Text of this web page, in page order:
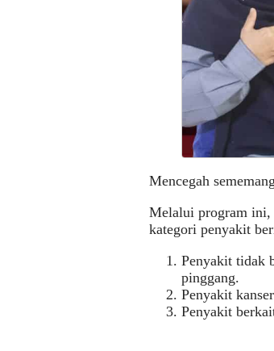
Mencegah
Melalui program ini,
kategori penyakit
Penyakit tidak
pinggang.
Penyakit
Penyakit